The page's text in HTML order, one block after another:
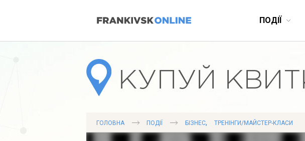
ПОДІЇ
ГОЛОВНА ПОДІЇ БІЗНЕС, ТРЕНІНГИ/МАЙСТЕР-КЛАСИ